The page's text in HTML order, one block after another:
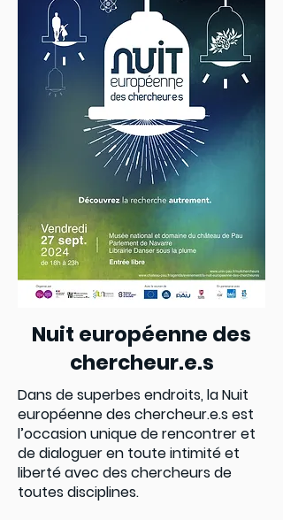
Nuit européenne des
chercheur.e.s
Dans de superbes endroits, la Nuit
européenne des chercheur.e.s est
l’occasion unique de rencontrer et
de dialoguer en toute intimité et
liberté avec des chercheurs de
toutes disciplines.